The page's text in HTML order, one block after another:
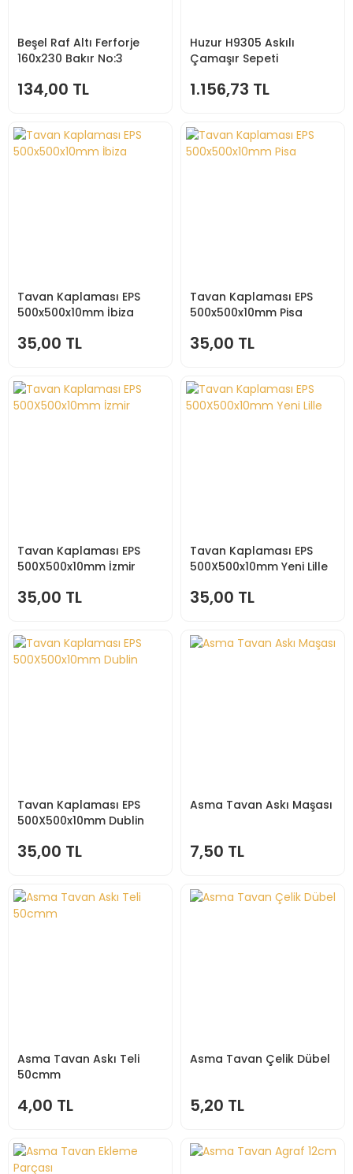
Beşel Raf Altı Ferforje
160x230 Bakır No:3
134,00 TL
Huzur H9305 Askılı
Çamaşır Sepeti
1.156,73 TL
Tavan Kaplaması EPS
500x500x10mm İbiza
35,00 TL
Tavan Kaplaması EPS
500x500x10mm Pisa
35,00 TL
Tavan Kaplaması EPS
500X500x10mm İzmir
35,00 TL
Tavan Kaplaması EPS
500X500x10mm Yeni Lille
35,00 TL
Tavan Kaplaması EPS
500X500x10mm Dublin
35,00 TL
Asma Tavan Askı Maşası
7,50 TL
Asma Tavan Askı Teli
50cmm
4,00 TL
Asma Tavan Çelik Dübel
5,20 TL